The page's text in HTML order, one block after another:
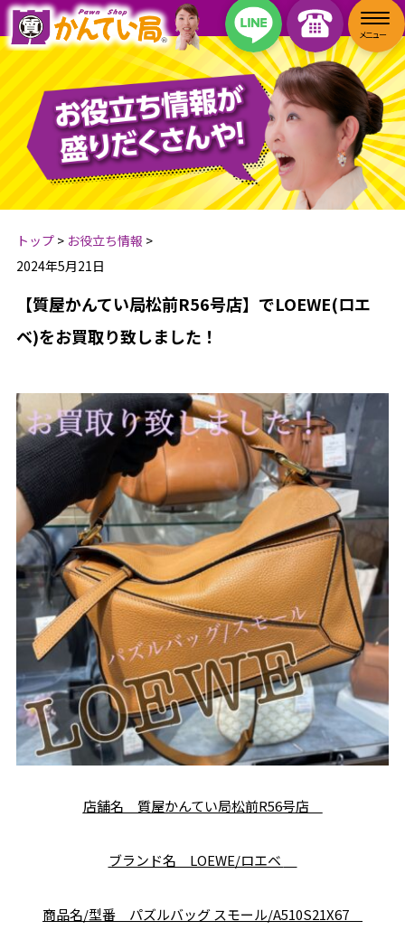
トップ> お役立ち情報 >
2024年5月21日
【質屋かんてい局松前R56号店】でLOEWE(ロエ
ベ)をお買取り致しました！
店舗名 質屋かんてい局松前R56号店
ブランド名 LOEWE/ロエベ
商品名/型番 パズルバッグ スモール/A510S21X67